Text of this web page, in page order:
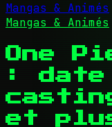
Mangas & Animés
Mangas & Animés
One
:
et